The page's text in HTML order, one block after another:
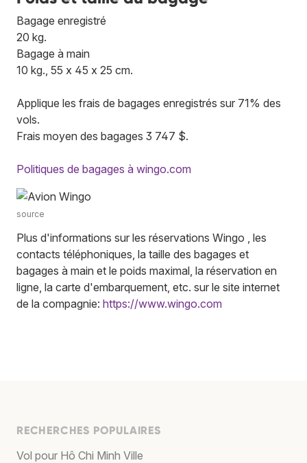
Bagage enregistré
20 kg.
Bagage à main
10 kg., 55 x 45 x 25 cm.
Applique les frais de bagages enregistrés sur 71% des
vols.
Frais moyen des bagages 3 747 $.
Politiques de bagages à wingo.com
source
Plus d'informations sur les réservations Wingo , les
contacts téléphoniques, la taille des bagages et
bagages à main et le poids maximal, la réservation en
ligne, la carte d'embarquement, etc. sur le site internet
de la compagnie: https://www.wingo.com
RECHERCHES POPULAIRES
Vol pour Hô Chi Minh Ville